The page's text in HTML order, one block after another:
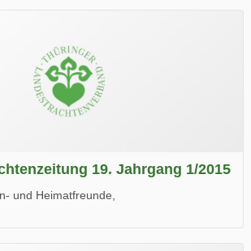
viel Spaß beim Lesen.
19. Jahrgang 1/2015
und Heimatfreunde,
viel Spaß beim Lesen.